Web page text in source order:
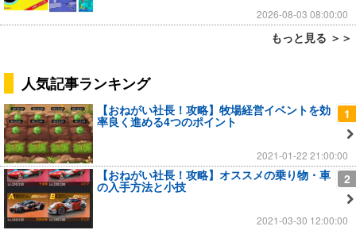
2026-08-03 08:00:00
もっと見る ＞＞
人気記事ランキング
1
【おねがい社長！攻略】牧場経営イベントを効
率良く進める4つのポイント
2021-01-22 21:00:00
2
【おねがい社長！攻略】オススメの乗り物・車
の入手方法と小技
2021-03-30 12:00:00